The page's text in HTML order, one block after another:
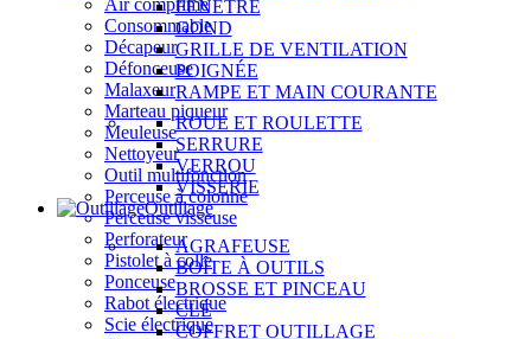
Air comprimé
Consommable
Décapeur
Défonceuse
Malaxeur
Marteau piqueur
Meuleuse
Nettoyeur
Outil multifonction
Perceuse à colonne
Perceuse visseuse
Perforateur
Pistolet à colle
Ponceuse
Rabot électrique
Scie électrique
FENÊTRE
GOND
GRILLE DE VENTILATION
POIGNÉE
RAMPE ET MAIN COURANTE
ROUE ET ROULETTE
SERRURE
VERROU
VISSERIE
Outillage
AGRAFEUSE
BOÎTE À OUTILS
BROSSE ET PINCEAU
CLÉ
COFFRET OUTILLAGE